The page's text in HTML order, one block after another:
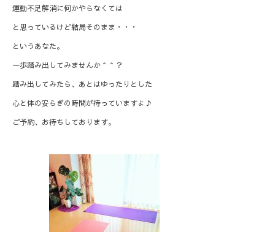
運動不足解消に何かやらなくては
と思っているけど結局そのまま・・・
というあなた。
一歩踏み出してみませんか＾＾？
踏み出してみたら、あとはゆったりとした
心と体の安らぎの時間が待っていますよ♪
ご予約、お待ちしております。